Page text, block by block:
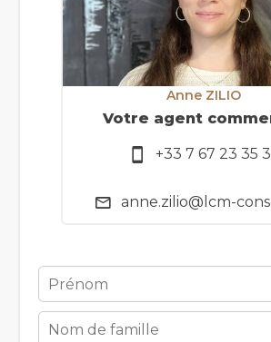
Anne ZILIO
Votre agent
+33 7 67 23 35
anne.zilio@lcm-